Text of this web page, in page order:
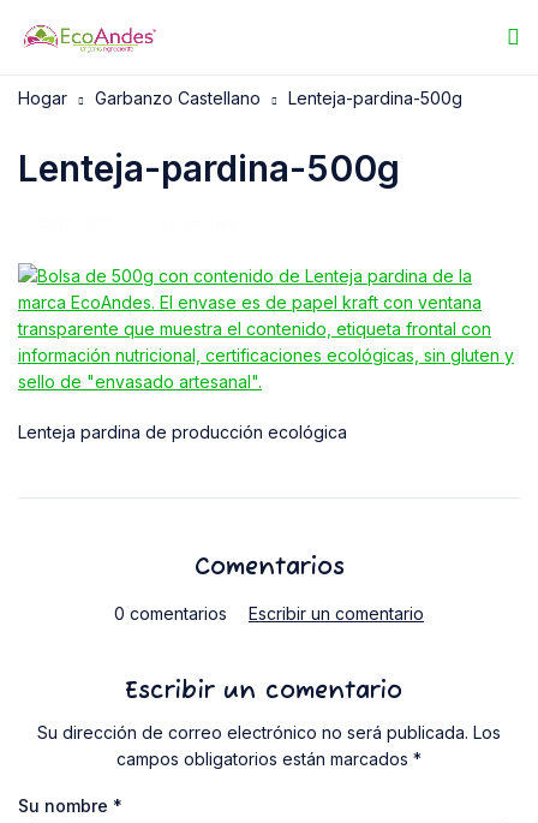
Hogar Garbanzo Castellano Lenteja-pardina-500g
Lenteja-pardina-500g
Lenteja pardina de producción ecológica
Comentarios
0 comentarios Escribir un comentario
Escribir un comentario
Su dirección de correo electrónico no será publicada. Los
campos obligatorios están marcados *
Su nombre *